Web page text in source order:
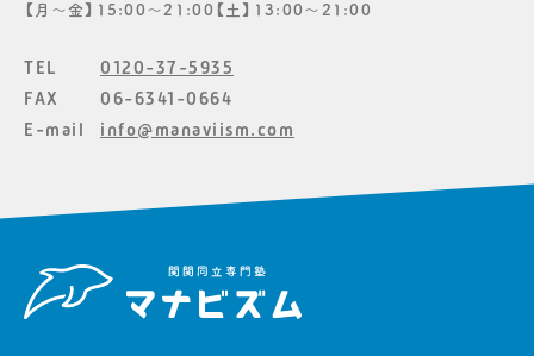
【月〜金】15:00〜21:00【土】13:00〜21:00
TEL
0120-37-5935
FAX
06-6341-0664
E-mail
info@manaviism.com